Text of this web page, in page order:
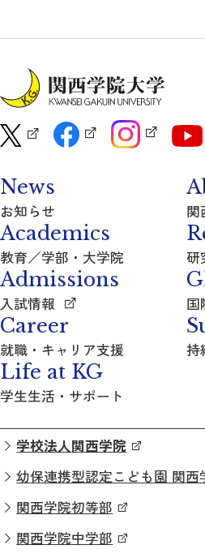
News
お知らせ 関
Academics
教育／学部・大学院 研
Admissions
入試情報 国
Career
就職・キャリア支援 持
Life at KG
学生生活・サポート
学校法人関西学院
幼保連携型認定こども園 関西
関西学院初等部
関西学院中学部